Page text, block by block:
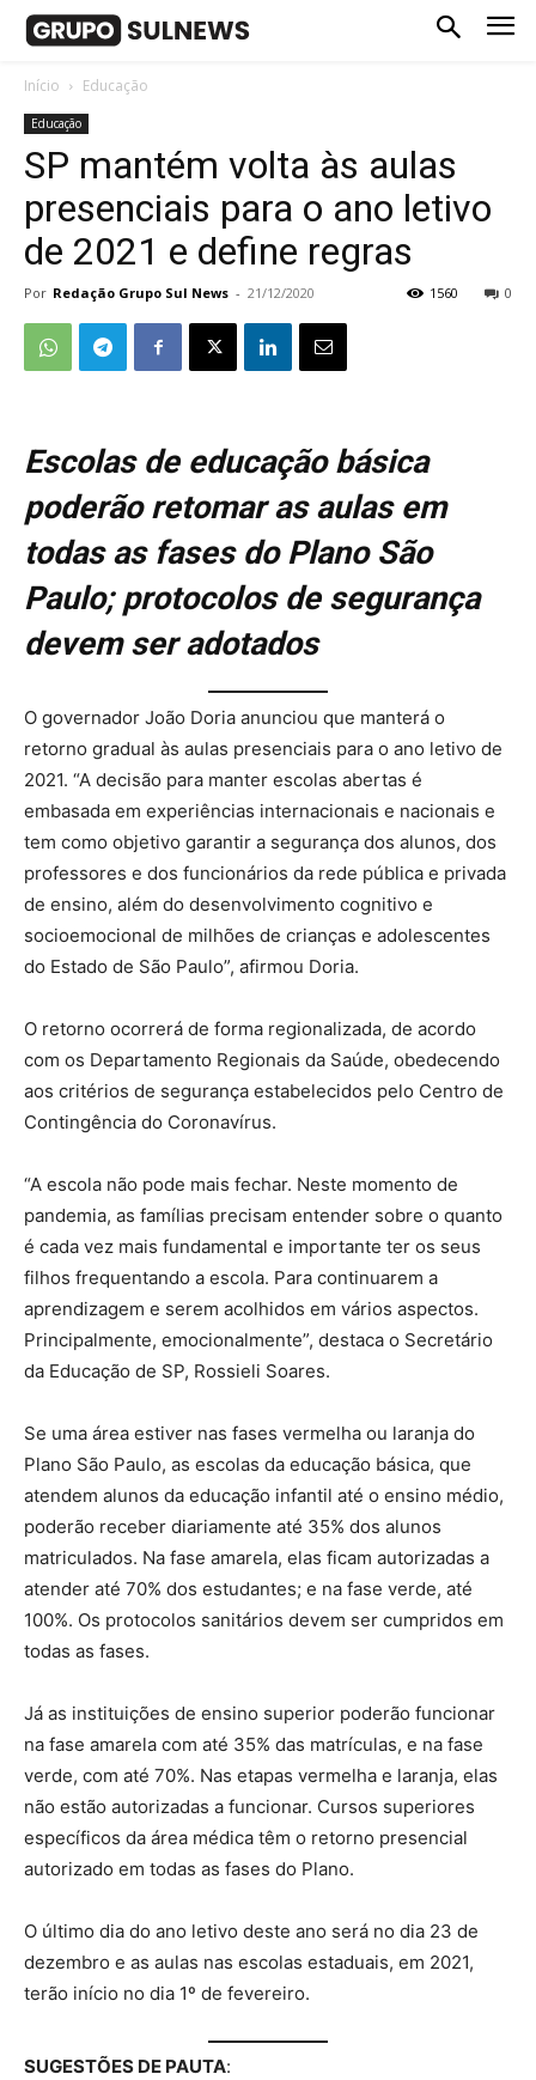
Início Educação
Educação
SP mantém volta às aulas
presenciais para o ano letivo
de 2021 e define regras
Por Redação Grupo Sul News - 21/12/2020 0
1560
Escolas de educação básica
poderão retomar as aulas em
todas as fases do Plano São
Paulo; protocolos de segurança
devem ser adotados
O governador João Doria anunciou que manterá o
retorno gradual às aulas presenciais para o ano letivo de
2021. “A decisão para manter escolas abertas é
embasada em experiências internacionais e nacionais e
tem como objetivo garantir a segurança dos alunos, dos
professores e dos funcionários da rede pública e privada
de ensino, além do desenvolvimento cognitivo e
socioemocional de milhões de crianças e adolescentes
do Estado de São Paulo”, afirmou Doria.
O retorno ocorrerá de forma regionalizada, de acordo
com os Departamento Regionais da Saúde, obedecendo
aos critérios de segurança estabelecidos pelo Centro de
Contingência do Coronavírus.
“A escola não pode mais fechar. Neste momento de
pandemia, as famílias precisam entender sobre o quanto
é cada vez mais fundamental e importante ter os seus
filhos frequentando a escola. Para continuarem a
aprendizagem e serem acolhidos em vários aspectos.
Principalmente, emocionalmente”, destaca o Secretário
da Educação de SP, Rossieli Soares.
Se uma área estiver nas fases vermelha ou laranja do
Plano São Paulo, as escolas da educação básica, que
atendem alunos da educação infantil até o ensino médio,
poderão receber diariamente até 35% dos alunos
matriculados. Na fase amarela, elas ficam autorizadas a
atender até 70% dos estudantes; e na fase verde, até
100%. Os protocolos sanitários devem ser cumpridos em
todas as fases.
Já as instituições de ensino superior poderão funcionar
na fase amarela com até 35% das matrículas, e na fase
verde, com até 70%. Nas etapas vermelha e laranja, elas
não estão autorizadas a funcionar. Cursos superiores
específicos da área médica têm o retorno presencial
autorizado em todas as fases do Plano.
O último dia do ano letivo deste ano será no dia 23 de
dezembro e as aulas nas escolas estaduais, em 2021,
terão início no dia 1º de fevereiro.
SUGESTÕES DE PAUTA: